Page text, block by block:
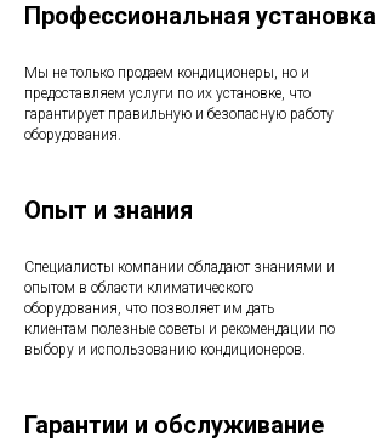
Профессиональная установка
Мы не только продаем кондиционеры, но и
предоставляем услуги по их установке, что
гарантирует правильную и безопасную работу
оборудования.
Опыт и знания
Специалисты компании обладают знаниями и
опытом в области климатического
оборудования, что позволяет им дать
клиентам полезные советы и рекомендации по
выбору и использованию кондиционеров.
Гарантии и обслуживание